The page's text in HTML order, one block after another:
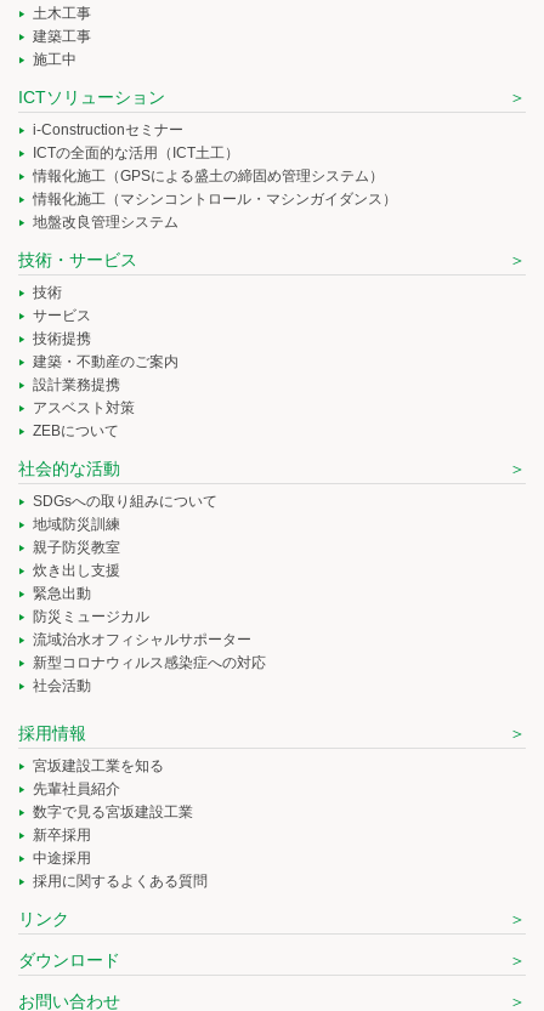
土木工事
建築工事
施工中
ICTソリューション
i-Constructionセミナー
ICTの全面的な活用（ICT土工）
情報化施工（GPSによる盛土の締固め管理システム）
情報化施工（マシンコントロール・マシンガイダンス）
地盤改良管理システム
技術・サービス
技術
サービス
技術提携
建築・不動産のご案内
設計業務提携
アスベスト対策
ZEBについて
社会的な活動
SDGsへの取り組みについて
地域防災訓練
親子防災教室
炊き出し支援
緊急出動
防災ミュージカル
流域治水オフィシャルサポーター
新型コロナウィルス感染症への対応
社会活動
採用情報
宮坂建設工業を知る
先輩社員紹介
数字で見る宮坂建設工業
新卒採用
中途採用
採用に関するよくある質問
リンク
ダウンロード
お問い合わせ